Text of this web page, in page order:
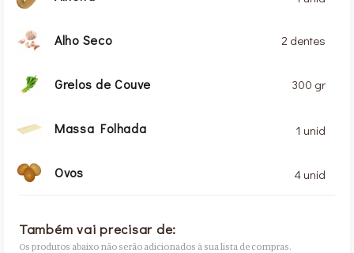
Alho Seco 2 dentes
Grelos de Couve 300 gr
Massa Folhada 1 unid
Ovos 4 unid
Também vai precisar de:
Os produtos abaixo não serão adicionados à sua lista de compras.